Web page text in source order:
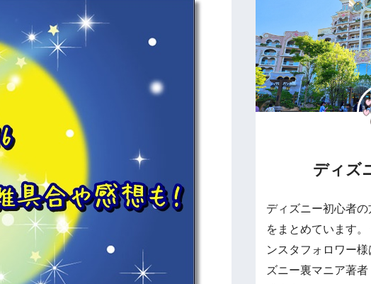
ディズ
ディズニー初心者
をまとめています
ンスタフォロワー
ズニー裏マニア著